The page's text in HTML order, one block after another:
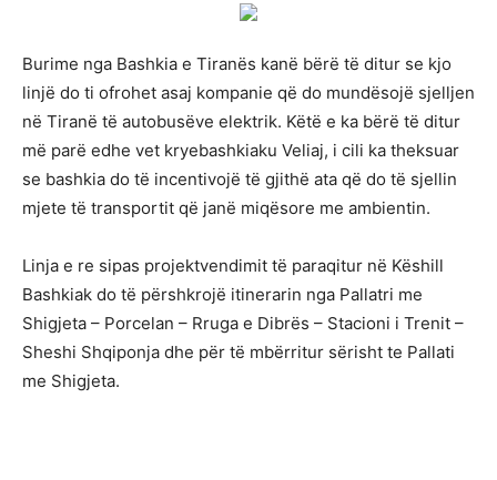
Burime nga Bashkia e Tiranës kanë bërë të ditur se kjo
linjë do ti ofrohet asaj kompanie që do mundësojë sjelljen
në Tiranë të autobusëve elektrik. Këtë e ka bërë të ditur
më parë edhe vet kryebashkiaku Veliaj, i cili ka theksuar
se bashkia do të incentivojë të gjithë ata që do të sjellin
mjete të transportit që janë miqësore me ambientin.
Linja e re sipas projektvendimit të paraqitur në Këshill
Bashkiak do të përshkrojë itinerarin nga Pallatri me
Shigjeta – Porcelan – Rruga e Dibrës – Stacioni i Trenit –
Sheshi Shqiponja dhe për të mbërritur sërisht te Pallati
me Shigjeta.